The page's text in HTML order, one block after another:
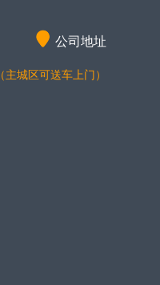
公司地址
（主城区可送车上门）